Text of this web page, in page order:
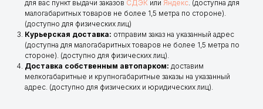
для вас пункт выдачи заказов СДЭК или Яндекс. (доступна для
малогабаритных товаров не более 1,5 метра по стороне).
(доступно для физических лиц)
Курьерская доставка: отправим заказ на указанный адрес
(доступна для малогабаритных товаров не более 1,5 метра по
стороне). (доступно для физических лиц).
Доставка собственным автопарком: доставим
мелкогабаритные и крупногабаритные заказы на указанный
адрес. (доступно для физических и юридических лиц).